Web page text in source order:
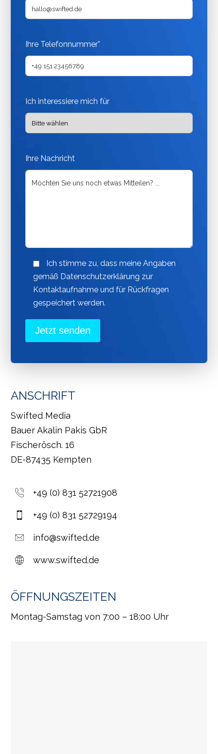
Ihre Telefonnummer*
Ich interessiere mich für
Ihre Nachricht
Ich stimme zu, dass meine Angaben
gemäß Datenschutzerklärung zur
Kontaktaufnahme und für Rückfragen
gespeichert werden.
Jetzt senden
ANSCHRIFT
Swifted Media
Bauer Akalin Pakis GbR
Fischerösch. 16
DE-87435 Kempten
+49 (0) 831 52721908
+49 (0) 831 52729194
info@swifted.de
www.swifted.de
ÖFFNUNGSZEITEN
Montag-Samstag von 7:00 – 18:00 Uhr